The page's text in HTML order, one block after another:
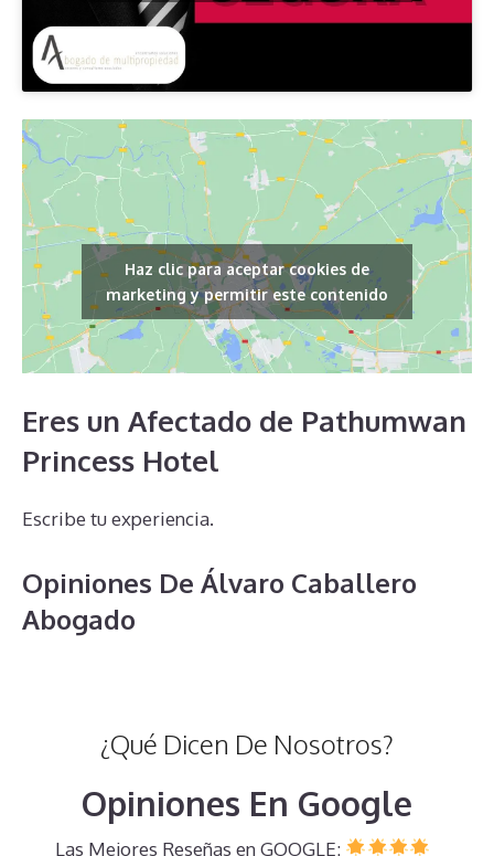
Haz clic para aceptar cookies de
marketing y permitir este contenido
Eres un Afectado de Pathumwan
Princess Hotel
Escribe tu experiencia.
Opiniones De Álvaro Caballero
Abogado
¿Qué Dicen De Nosotros?
Opiniones En Google
Las Mejores Reseñas en GOOGLE: